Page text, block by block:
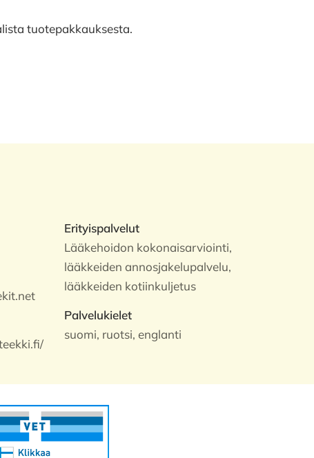
tuotepakkauksesta.
Erityispalvelut
Lääkehoidon kokonaisarviointi,
lääkkeiden annosjakelupalvelu,
lääkkeiden kotiinkuljetus
Palvelukielet
suomi, ruotsi, englanti